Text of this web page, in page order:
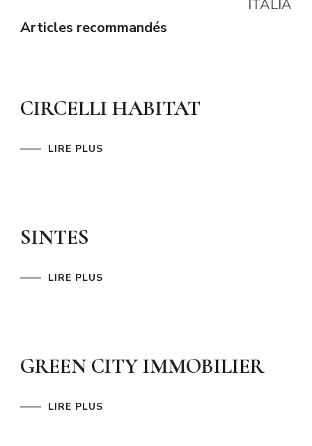
Articles recommandés
CIRCELLI HABITAT
LIRE PLUS
SINTES
LIRE PLUS
GREEN CITY IMMOBILIER
LIRE PLUS